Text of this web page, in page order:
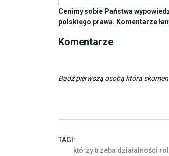
Cenimy sobie Państwa
polskiego prawa. Komentarze
Komentarze
Bądź pierwszą osobą która
TAGI:
którzytrzeba działalności